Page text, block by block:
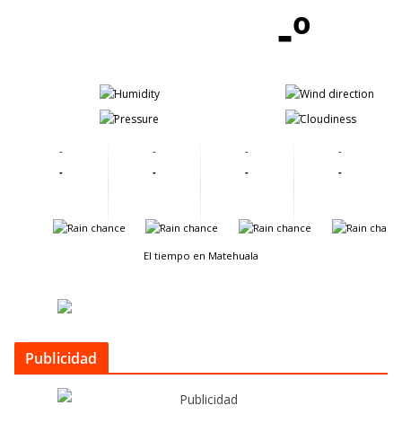
-º
-
-
-
-
-
-
-
-
-
-
-
-
-
-
-
-
El tiempo en Matehuala
Publicidad